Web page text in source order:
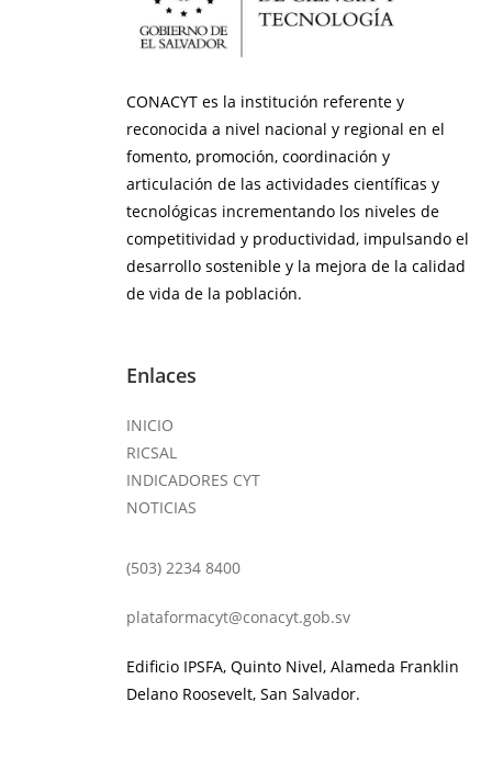
CONACYT es la institución referente y
reconocida a nivel nacional y regional en el
fomento, promoción, coordinación y
articulación de las actividades científicas y
tecnológicas incrementando los niveles de
competitividad y productividad, impulsando el
desarrollo sostenible y la mejora de la calidad
de vida de la población.
Enlaces
INICIO
RICSAL
INDICADORES CYT
NOTICIAS
(503) 2234 8400
plataformacyt@conacyt.gob.sv
Edificio IPSFA, Quinto Nivel, Alameda Franklin
Delano Roosevelt, San Salvador.